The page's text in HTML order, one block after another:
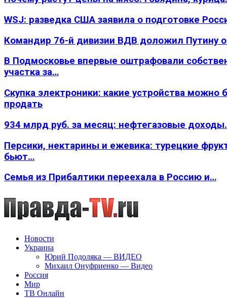
WSJ: разведка США заявила о подготовке
Командир 76-й дивизии ВДВ доложил Путину
В Подмосковье впервые оштрафовали
участка за…
Скупка электроники: какие устройства можно
продать
934 млрд руб. за месяц: нефтегазовые
Персики, нектарины и ежевика: турецкие
бьют…
Семья из Прибалтики переехала в Россию и…
Новости
Украина
Юрий Подоляка — ВИДЕО
Михаил Онуфриенко — Видео
Россия
Мир
ТВ Онлайн